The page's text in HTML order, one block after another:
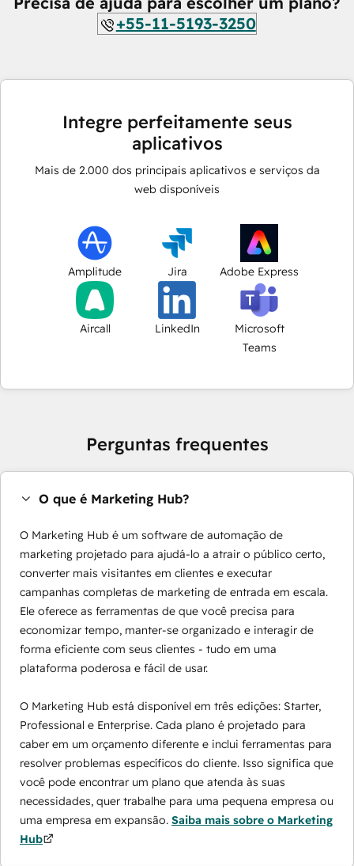
+55-11-5193-3250
Integre perfeitamente seus
aplicativos
Mais de 2.000 dos principais aplicativos e serviços da
web disponíveis
Amplitude Jira Adobe Express
Aircall LinkedIn
Microsoft
Teams
Perguntas frequentes
O que é Marketing Hub?
O Marketing Hub é um software de automação de
marketing projetado para ajudá-lo a atrair o público certo,
converter mais visitantes em clientes e executar
campanhas completas de marketing de entrada em escala.
Ele oferece as ferramentas de que você precisa para
economizar tempo, manter-se organizado e interagir de
forma eficiente com seus clientes - tudo em uma
plataforma poderosa e fácil de usar.
O Marketing Hub está disponível em três edições: Starter,
Professional e Enterprise. Cada plano é projetado para
caber em um orçamento diferente e inclui ferramentas para
resolver problemas específicos do cliente. Isso significa que
você pode encontrar um plano que atenda às suas
necessidades, quer trabalhe para uma pequena empresa ou
uma empresa em expansão. Saiba mais sobre o Marketing
Hub